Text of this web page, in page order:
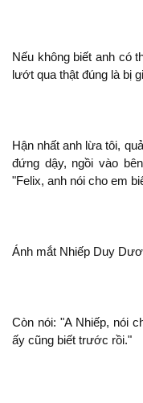
Nếu biết có
lướt qua
đúng là bị
Hận nhất lừa tôi,
đứng dậy, ngồi vào
"Felix,
cho em
Ánh mắt Nhiếp Duy
Còn : "A Nhiếp,
ấy cũng biết trước rồi."